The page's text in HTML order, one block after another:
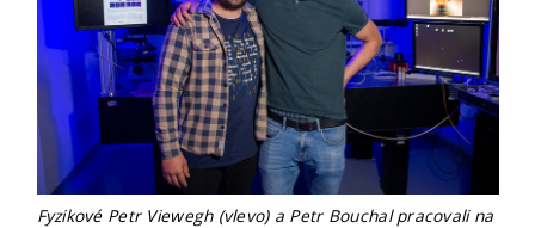
Fyzikové Petr Viewegh (vlevo) a Petr Bouchal pracovali na